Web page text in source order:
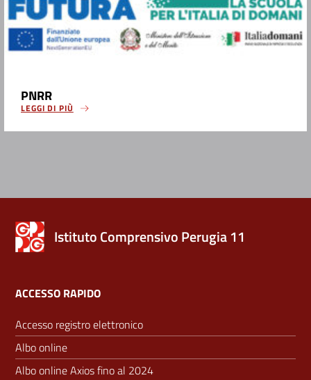
PNRR
LEGGI DI PIÙ
Istituto Comprensivo Perugia 11
ACCESSO RAPIDO
Accesso registro elettronico
Albo online
Albo online Axios fino al 2024